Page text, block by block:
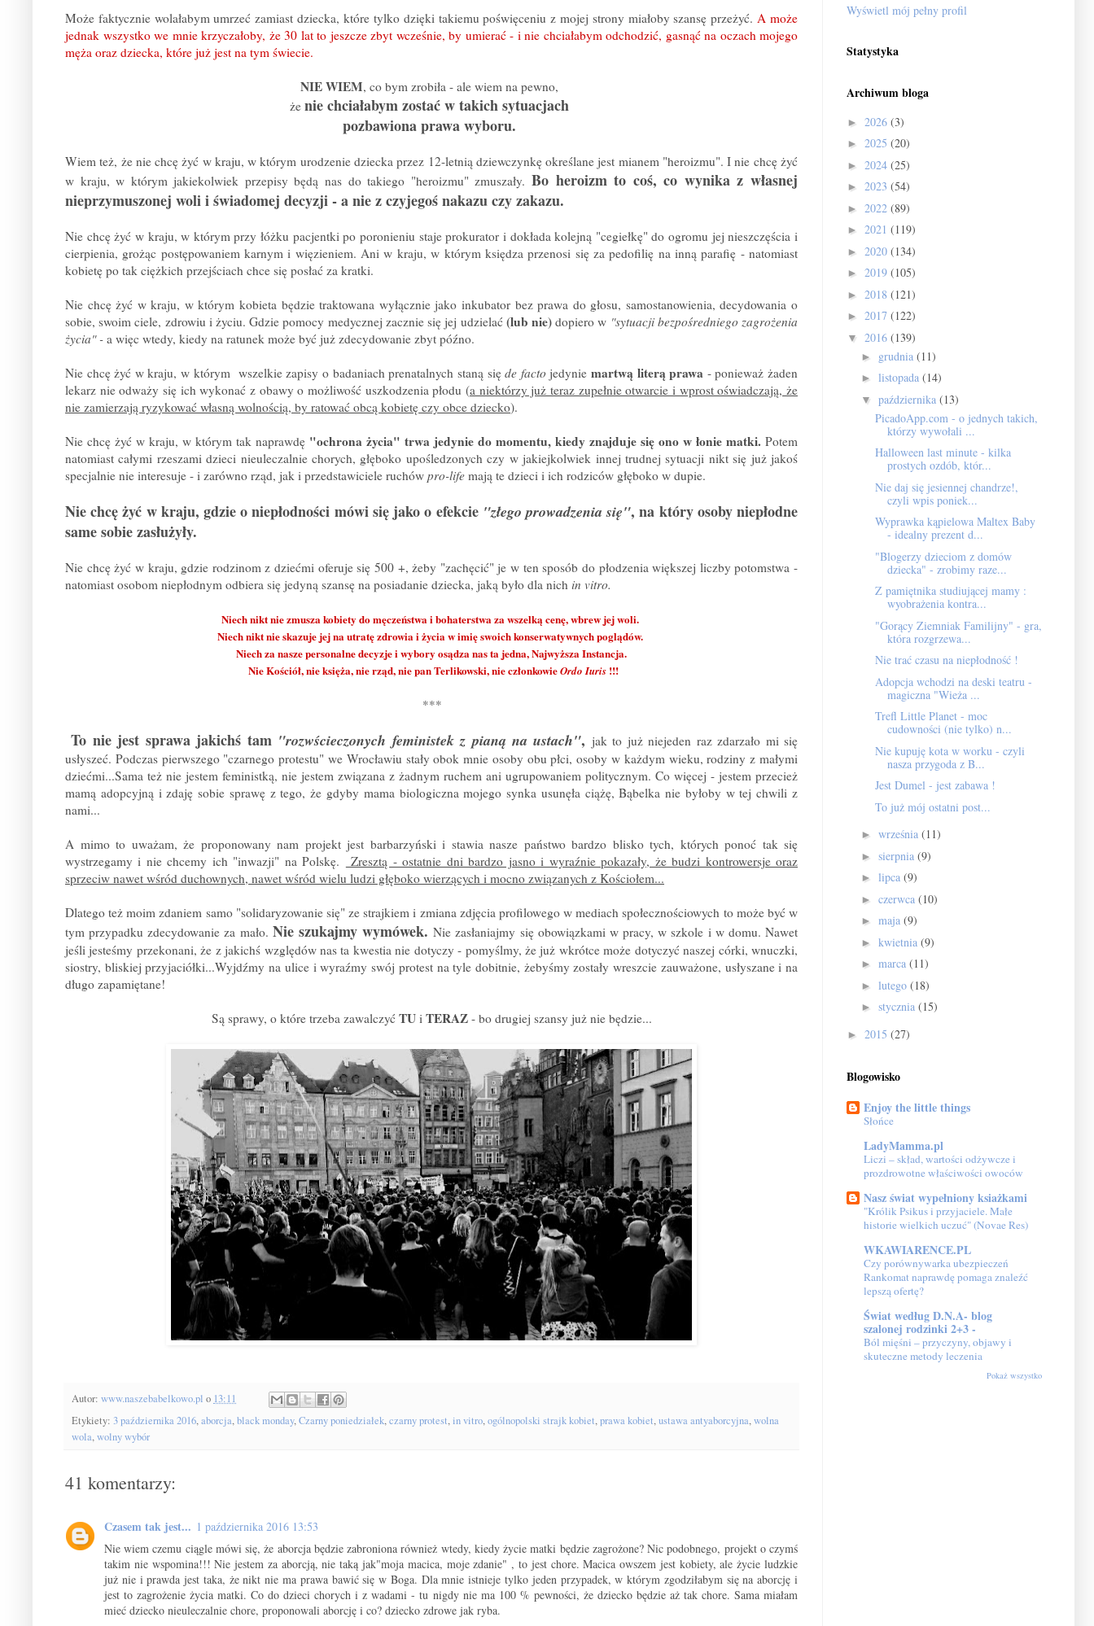
Może faktycznie wolałabym umrzeć zamiast dziecka, które tylko dzięki takiemu poświęceniu z mojej strony miałoby szansę przeżyć. A może
jednak wszystko we mnie krzyczałoby, że 30 lat to jeszcze zbyt wcześnie, by umierać - i nie chciałabym odchodzić, gasnąć na oczach mojego
męża oraz dziecka, które już jest na tym świecie.
NIE WIEM, co bym zrobiła - ale wiem na pewno,
że nie chciałabym zostać w takich sytuacjach
pozbawiona prawa wyboru.
Wiem też, że nie chcę żyć w kraju, w którym urodzenie dziecka przez 12-letnią dziewczynkę określane jest mianem "heroizmu". I nie chcę żyć
w kraju, w którym jakiekolwiek przepisy będą nas do takiego "heroizmu" zmuszały. Bo heroizm to coś, co wynika z własnej
nieprzymuszonej woli i świadomej decyzji - a nie z czyjegoś nakazu czy zakazu.
Nie chcę żyć w kraju, w którym przy łóżku pacjentki po poronieniu staje prokurator i dokłada kolejną "cegiełkę" do ogromu jej nieszczęścia i
cierpienia, grożąc postępowaniem karnym i więzieniem. Ani w kraju, w którym księdza przenosi się za pedofilię na inną parafię - natomiast
kobietę po tak ciężkich przejściach chce się posłać za kratki.
Nie chcę żyć w kraju, w którym kobieta będzie traktowana wyłącznie jako inkubator bez prawa do głosu, samostanowienia, decydowania o
sobie, swoim ciele, zdrowiu i życiu. Gdzie pomocy medycznej zacznie się jej udzielać (lub nie)dopiero w "sytuacji bezpośredniego zagrożenia
życia" - a więc wtedy, kiedy na ratunek może być już zdecydowanie zbyt późno.
Nie chcę żyć w kraju, w którym wszelkie zapisy o badaniach prenatalnych staną sięde facto jedynie martwą literą prawa - ponieważ żaden
lekarz nie odważy się ich wykonać z obawy o możliwość uszkodzenia płodu (a niektórzy już teraz zupełnie otwarcie i wprost oświadczają, że
nie zamierzają ryzykować własną wolnością, by ratować obcą kobietę czy obce dziecko).
Nie chcę żyć w kraju, w którym tak naprawdę "ochrona życia" trwa jedynie do momentu, kiedy znajduje się ono w łonie matki. Potem
natomiast całymi rzeszami dzieci nieuleczalnie chorych, głęboko upośledzonych czy w jakiejkolwiek innej trudnej sytuacji nikt się już jakoś
specjalnie nie interesuje - i zarówno rząd, jak i przedstawiciele ruchów pro-life mają te dzieci i ich rodziców głęboko w dupie.
Nie chcę żyć w kraju, gdzie o niepłodności mówi się jako o efekcie "złego prowadzenia się", na który osoby niepłodne
same sobie zasłużyły.
Nie chcę żyć w kraju, gdzie rodzinom z dziećmi oferuje się 500 +, żeby "zachęcić" je w ten sposób do płodzenia większej liczby potomstwa -
natomiast osobom niepłodnym odbiera się jedyną szansę na posiadanie dziecka, jaką było dla nich in vitro.
Niech nikt nie zmusza kobiety do męczeństwa i bohaterstwa za wszelką cenę, wbrew jej woli.
Niech nikt nie skazuje jej na utratę zdrowia i życia w imię swoich konserwatywnych poglądów.
Niech za nasze personalne decyzje i wybory osądza nasta jedna, Najwyższa Instancja.
Nie Kościół, nie księża, nie rząd, nie pan Terlikowski, nie członkowieOrdo Iuris !!!
***
To nie jest sprawa jakichś tam "rozwścieczonych feministek z pianą na ustach", jak to już niejeden raz zdarzało mi się
usłyszeć. Podczas pierwszego "czarnego protestu" we Wrocławiu stały obok mnie osoby obu płci, osoby w każdym wieku, rodziny z małymi
dziećmi...Sama też nie jestem feministką, nie jestem związana z żadnym ruchem ani ugrupowaniem politycznym. Co więcej - jestem przecież
mamą adopcyjną i zdaję sobie sprawę z tego, że gdyby mama biologiczna mojego synka usunęła ciążę, Bąbelka nie byłoby w tej chwili z
nami...
A mimo to uważam, że proponowany nam projekt jest barbarzyński i stawia nasze państwo bardzo blisko tych, których ponoć tak się
wystrzegamy i nie chcemy ich "inwazji" na Polskę.
Zresztą - ostatnie dni bardzo jasno i wyraźnie pokazały, że budzi kontrowersje oraz
sprzeciw nawet wśród duchownych, nawet wśród wielu ludzi głęboko wierzących i mocno związanych z Kościołem...
Dlatego też moim zdaniem samo "solidaryzowanie się" ze strajkiem i zmiana zdjęcia profilowego w mediach społecznościowych to może być w
tym przypadku zdecydowanie za mało. Nie szukajmy wymówek. Nie zasłaniajmy się obowiązkami w pracy, w szkole i w domu. Nawet
jeśli jesteśmy przekonani, że z jakichś względów nas ta kwestia nie dotyczy - pomyślmy, że już wkrótce może dotyczyć naszej córki, wnuczki,
siostry, bliskiej przyjaciółki...Wyjdźmy na ulice i wyraźmy swój protest na tyle dobitnie, żebyśmy zostały wreszcie zauważone, usłyszane i na
długo zapamiętane!
Są sprawy, o które trzeba zawalczyć TU i TERAZ - bo drugiej szansy już nie będzie...
Autor: www.naszebabelkowo.pl o 13:11
Etykiety: 3 października 2016,aborcja,black monday,Czarny poniedziałek,czarny protest,in vitro,ogólnopolski strajk kobiet,prawa kobiet,ustawa antyaborcyjna,wolna
wola,wolny wybór
41 komentarzy:
Czasem tak jest... 1 października 2016 13:53
Nie wiem czemu ciągle mówi się, że aborcja będzie zabroniona również wtedy, kiedy życie matki będzie zagrożone? Nic podobnego, projekt o czymś
takim nie wspomina!!! Nie jestem za aborcją, nie taką jak"moja macica, moje zdanie" , to jest chore. Macica owszem jest kobiety, ale życie ludzkie
już nie i prawda jest taka, że nikt nie ma prawa bawić się w Boga. Dla mnie istnieje tylko jeden przypadek, w którym zgodziłabym się na aborcję i
jest to zagrożenie życia matki. Co do dzieci chorych i z wadami - tu nigdy nie ma 100 % pewności, że dziecko będzie aż tak chore. Sama miałam
mieć dziecko nieuleczalnie chore, proponowali aborcję i co? dziecko zdrowe jak ryba.
Wyświetl mój pełny profil
Statystyka
Archiwum bloga
► 2026 (3)
► 2025 (20)
► 2024 (25)
► 2023 (54)
► 2022 (89)
► 2021 (119)
► 2020 (134)
► 2019 (105)
► 2018 (121)
► 2017 (122)
▼ 2016 (139)
► grudnia (11)
► listopada (14)
▼ października (13)
PicadoApp.com - o jednych takich,
którzy wywołali ...
Halloween last minute - kilka
prostych ozdób, któr...
Nie daj się jesiennej chandrze!,
czyli wpis poniek...
Wyprawka kąpielowa Maltex Baby
- idealny prezent d...
"Blogerzy dzieciom z domów
dziecka" - zrobimy raze...
Z pamiętnika studiującej mamy :
wyobrażenia kontra...
"Gorący Ziemniak Familijny" - gra,
która rozgrzewa...
Nie trać czasu na niepłodność !
Adopcja wchodzi na deski teatru -
magiczna "Wieża ...
Trefl Little Planet - moc
cudowności (nie tylko) n...
Nie kupuję kota w worku - czyli
nasza przygoda z B...
Jest Dumel - jest zabawa !
To już mój ostatni post...
► września (11)
► sierpnia (9)
► lipca (9)
► czerwca (10)
► maja (9)
► kwietnia (9)
► marca (11)
► lutego (18)
► stycznia (15)
► 2015 (27)
Blogowisko
Enjoy the little things
Słońce
LadyMamma.pl
Liczi – skład, wartości odżywcze i
prozdrowotne właściwości owoców
Nasz świat wypełniony ksiażkami
"Królik Psikus i przyjaciele. Małe
historie wielkich uczuć" (Novae Res)
WKAWIARENCE.PL
Czy porównywarka ubezpieczeń
Rankomat naprawdę pomaga znaleźć
lepszą ofertę?
Świat według D.N.A- blog
szalonej rodzinki 2+3 -
Ból mięśni – przyczyny, objawy i
skuteczne metody leczenia
Pokaż wszystko